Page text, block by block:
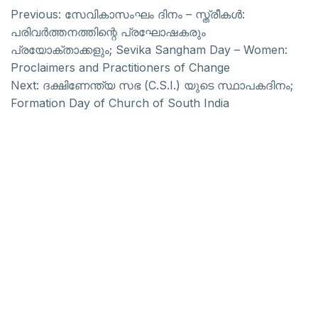
Previous: സേവികാസംഘം ദിനം – സ്ത്രീകൾ:
പരിവർത്തനത്തിന്റെ പ്രഘോഷകരും
പ്രയോക്താക്കളും; Sevika Sangham Day – Women:
Proclaimers and Practitioners of Change
Next: ദക്ഷിണേന്ത്യ സഭ (C.S.I.) യുടെ സ്ഥാപകദിനം;
Formation Day of Church of South India